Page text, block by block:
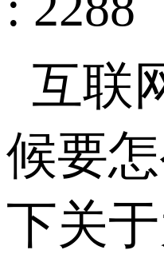
互联
候要
下关